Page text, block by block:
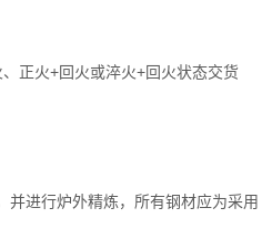
正火+回火或淬火+回火状态交货
并进行炉外精炼，所有钢材应为采用